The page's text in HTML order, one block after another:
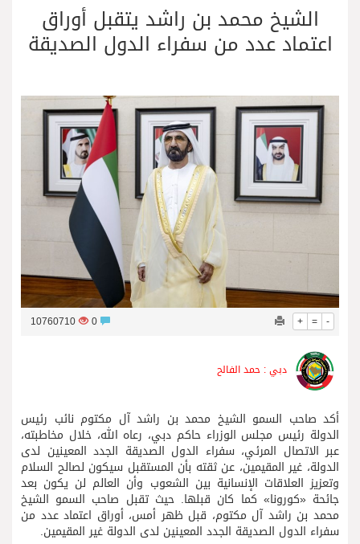
الباحة مدينة سياحية جبلية تجمع بين الطبيعة الخلابة والتراث الثقافي
الشيخ محمد بن راشد يتقبل أوراق
اعتماد عدد من سفراء الدول الصديقة
+ = -
10760710
دبي : حمد الفالح
أكد صاحب السمو الشيخ محمد بن راشد آل مكتوم نائب رئيس
الدولة رئيس مجلس الوزراء حاكم دبي، رعاه الله، خلال مخاطبته،
عبر الاتصال المرئي، سفراء الدول الصديقة الجدد المعينين لدى
الدولة، غير المقيمين، عن ثقته بأن المستقبل سيكون لصالح السلام
وتعزيز العلاقات الإنسانية بين الشعوب وأن العالم لن يكون بعد
جائحة «كورونا» كما كان قبلها. حيث تقبل صاحب السمو الشيخ
محمد بن راشد آل مكتوم، قبل ظهر أمس، أوراق اعتماد عدد من
سفراء الدول الصديقة الجدد المعينين لدى الدولة غير المقيمين.